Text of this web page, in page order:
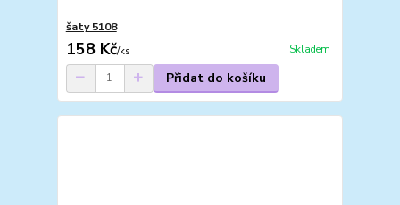
šaty 5108
158 Kč/ks Skladem
Přidat do košíku